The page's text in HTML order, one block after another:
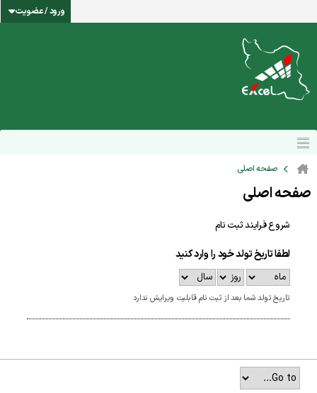
ورود / عضویت
صفحه اصلی
صفحه اصلی
شروع فرایند ثبت نام
لطفا تاریخ تولد خود را وارد کنید
تاریخ تولد شما بعد از ثبت نام قابلیت ویرایش ندارد